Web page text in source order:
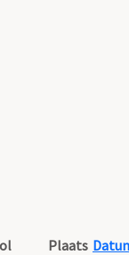
Plaats